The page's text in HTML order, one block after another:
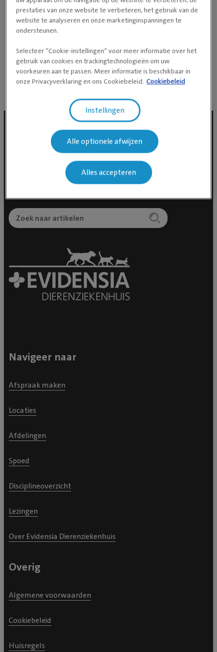
borreldates gepland met vrienden en familie.
Ik ben opgegroeid met honden in huis. Momenteel
onze laatste hond blijft het toch kriebelen om weer
een nieuw lid op te nemen in ons gezin!
Social media
Navigeer naar
Afspraak maken
Locaties
Afdelingen
Spoed
Disciplineoverzicht
Lezingen
Over Evidensia Dierenziekenhuis
Overig
Algemene voorwaarden
Cookiebeleid
Huisregels
prestaties van onze website te verbeteren, het gebruik van de
website te analyseren en onze marketinginspanningen te
ondersteunen.
Selecteer “Cookie-instellingen” voor meer informatie over het
gebruik van cookies en trackingtechnologieën om uw
voorkeuren aan te passen. Meer informatie is beschikbaar in
onze Privacyverklaring en ons Cookiebeleid. Cookiebeleid
Instellingen
Alle optionele afwijzen
Alles accepteren